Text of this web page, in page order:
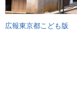
広報東京都こども版